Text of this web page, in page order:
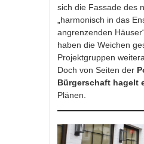
sich die Fassade des
„harmonisch in das
angrenzenden
haben die Weichen
Projektgruppen
Doch von Seiten der
Bürgerschaft hagelt
Plänen.